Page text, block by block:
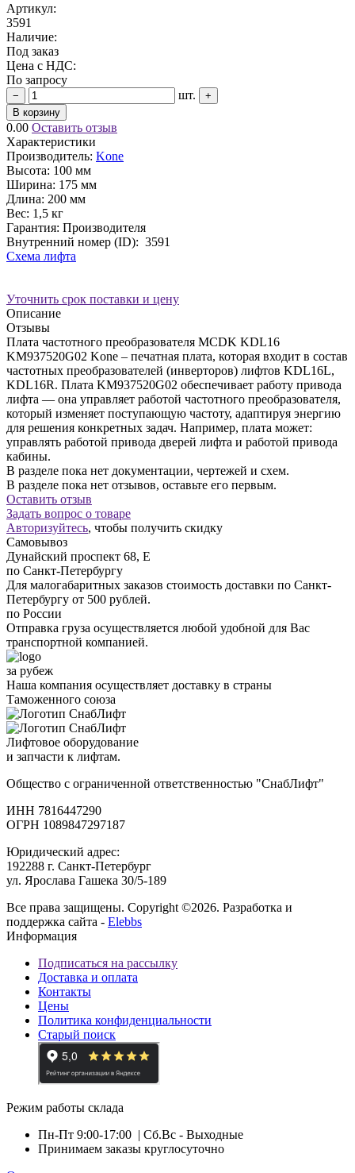
Артикул:
3591
Наличие:
Под заказ
Цена с НДС:
По запросу
− шт.
+
В корзину
0.00 Оставить отзыв
Характеристики
Производитель: Kone
Высота: 100 мм
Ширина: 175 мм
Длина: 200 мм
Вес: 1,5 кг
Гарантия: Производителя
Внутренний номер (ID): 3591
Схема лифта
Уточнить срок поставки и цену
Описание
Отзывы
Плата частотного преобразователя MCDK KDL16
KM937520G02 Kone – печатная плата, которая входит в состав
частотных преобразователей (инверторов) лифтов KDL16L,
KDL16R. Плата KM937520G02 обеспечивает работу привода
лифта — она управляет работой частотного преобразователя,
который изменяет поступающую частоту, адаптируя энергию
для решения конкретных задач. Например, плата может:
управлять работой привода дверей лифта и работой привода
кабины.
В разделе пока нет документации, чертежей и схем.
В разделе пока нет отзывов, оставьте его первым.
Оставить отзыв
Задать вопрос о товаре
Авторизуйтесь, чтобы получить скидку
Самовывоз
Дунайский проспект 68, Е
по Санкт-Петербургу
Для малогабаритных заказов стоимость доставки по Санкт-
Петербургу от 500 рублей.
по России
Отправка груза осуществляется любой удобной для Вас
транспортной компанией.
за рубеж
Наша компания осуществляет доставку в страны
Таможенного союза
Лифтовое оборудование
и запчасти к лифтам.
Общество с ограниченной ответственностью "СнабЛифт"
ИНН 7816447290
ОГРН 1089847297187
Юридический адрес:
192288 г. Санкт-Петербург
ул. Ярослава Гашека 30/5-189
Все права защищены. Copyright ©2026. Разработка и
поддержка сайта - Elebbs
Информация
Подписаться на рассылку
Доставка и оплата
Контакты
Цены
Политика конфиденциальности
Старый поиск
Режим работы склада
Пн-Пт 9:00-17:00 | Сб.Вс - Выходные
Принимаем заказы круглосуточно